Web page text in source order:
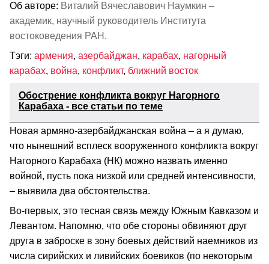
Об авторе: Виталий Вячеславович Наумкин –
академик, научный руководитель Института
востоковедения РАН.
Тэги: армения, азербайджан, карабах, нагорный
карабах, война, конфликт, ближний восток
Обострение конфликта вокруг Нагорного
Карабаха - все статьи по теме
Новая армяно-азербайджанская война – а я думаю,
что нынешний всплеск вооруженного конфликта вокруг
Нагорного Карабаха (НК) можно назвать именно
войной, пусть пока низкой или средней интенсивности,
– выявила два обстоятельства.
Во-первых, это тесная связь между Южным Кавказом и
Левантом. Напомню, что обе стороны обвиняют друг
друга в заброске в зону боевых действий наемников из
числа сирийских и ливийских боевиков (по некоторым